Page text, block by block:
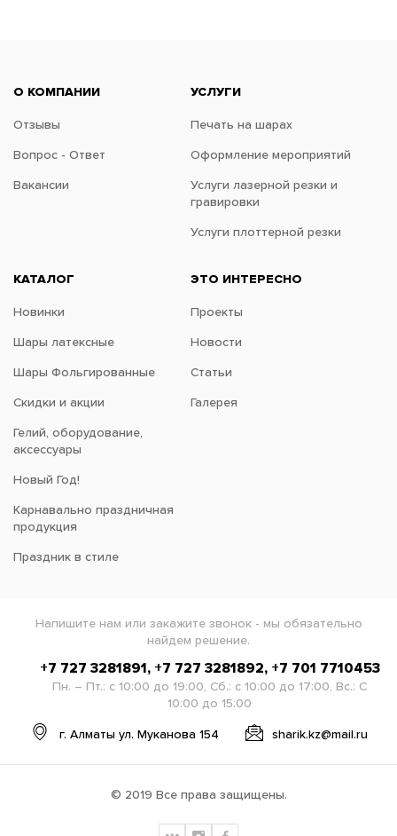
О КОМПАНИИ
Отзывы
Вопрос - Ответ
Вакансии
УСЛУГИ
Печать на шарах
Оформление мероприятий
Услуги лазерной резки и
гравировки
Услуги плоттерной резки
КАТАЛОГ
Новинки
Шары латексные
Шары Фольгированные
Скидки и акции
Гелий, оборудование,
аксессуары
Новый Год!
Карнавально праздничная
продукция
Праздник в стиле
ЭТО ИНТЕРЕСНО
Проекты
Новости
Статьи
Галерея
Напишите нам или закажите звонок - мы обязательно
найдем решение.
+7 727 3281891, +7 727 3281892, +7 701 7710453
Пн. – Пт.: с 10:00 до 19:00, Сб.: с 10:00 до 17:00, Вс.: С
10:00 до 15:00
г. Алматы ул. Муканова 154 sharik.kz@mail.ru
© 2019 Все права защищены.